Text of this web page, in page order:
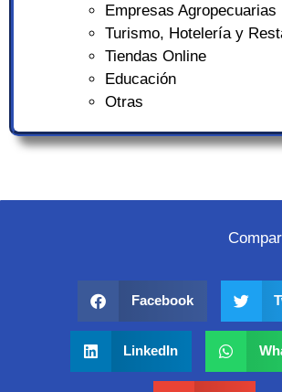
Empresas Agropecuarias
Turismo, Hotelería y
Tiendas Online
Educación
Otras
Facebook
LinkedIn